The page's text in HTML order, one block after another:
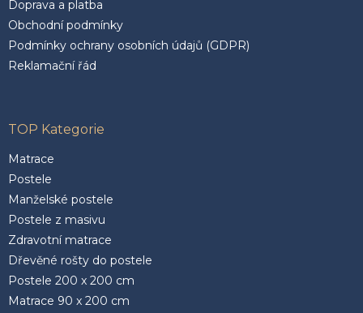
Doprava a platba
Obchodní podmínky
Podmínky ochrany osobních údajů (GDPR)
Reklamační řád
TOP Kategorie
Matrace
Postele
Manželské postele
Postele z masivu
Zdravotní matrace
Dřevěné rošty do postele
Postele 200 x 200 cm
Matrace 90 x 200 cm